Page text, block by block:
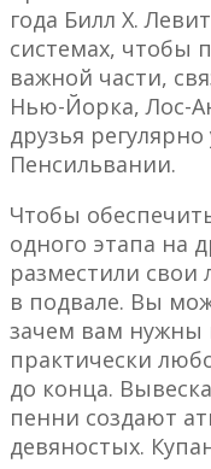
года Билл Х.
системах, чтобы
важной части,
Нью-Йорка, Лос-
друзья
Пенсильвании.
Чтобы
одного этапа на
разместили
в подвале. Вы
зачем вам нужны
практически
до конца.
пенни создают
девяностых.